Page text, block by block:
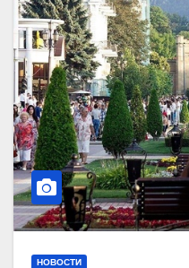
НОВОСТИ